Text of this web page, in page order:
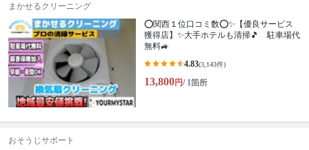
まかせるクリーニング
⭕関西１位口コミ数⭕✨【優良サービス
獲得店】✨大手ホテルも清掃🎵 駐車場代
無料🚙
4.83(3,143件)
13,800円/ 1箇所
おそうじサポート